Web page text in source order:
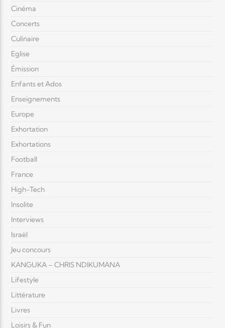
Cinéma
Concerts
Culinaire
Eglise
Émission
Enfants et Ados
Enseignements
Europe
Exhortation
Exhortations
Football
France
High-Tech
Insolite
Interviews
Israël
Jeu concours
KANGUKA – CHRIS NDIKUMANA
Lifestyle
Littérature
Livres
Loisirs & Fun